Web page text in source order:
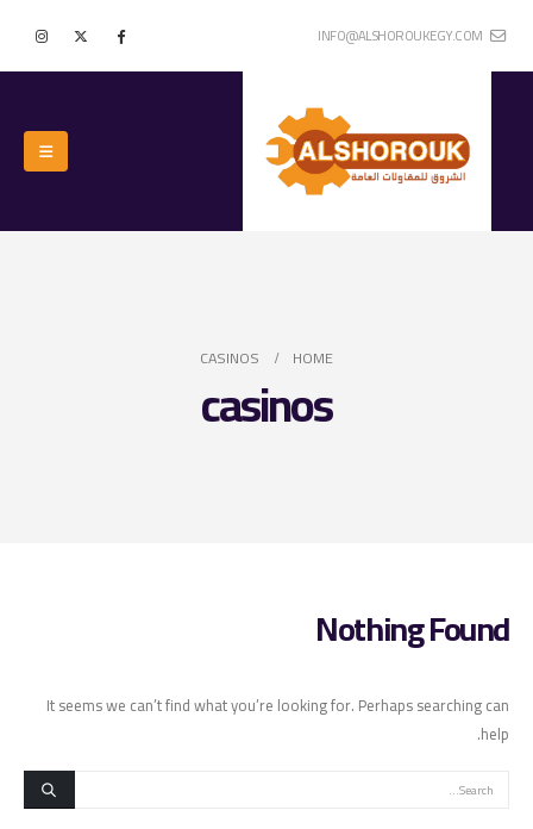
INFO@ALSHOROUKEGY.COM
HOME
CASINOS
casinos
Nothing Found
It seems we can’t find what you’re looking for. Perhaps searching can
help.